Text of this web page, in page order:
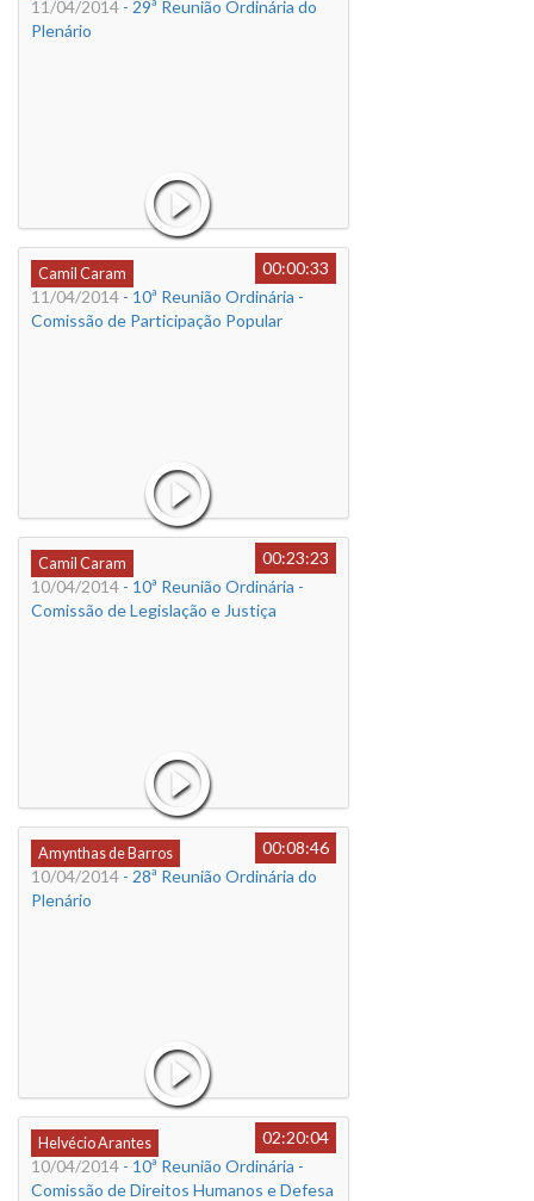
11/04/2014 - 29ª Reunião Ordinária do
Plenário
Camil Caram
00:00:33
11/04/2014 - 10ª Reunião Ordinária -
Comissão de Participação Popular
Camil Caram
00:23:23
10/04/2014 - 10ª Reunião Ordinária -
Comissão de Legislação e Justiça
Amynthas de Barros
00:08:46
10/04/2014 - 28ª Reunião Ordinária do
Plenário
Helvécio Arantes
02:20:04
10/04/2014 - 10ª Reunião Ordinária -
Comissão de Direitos Humanos e Defesa